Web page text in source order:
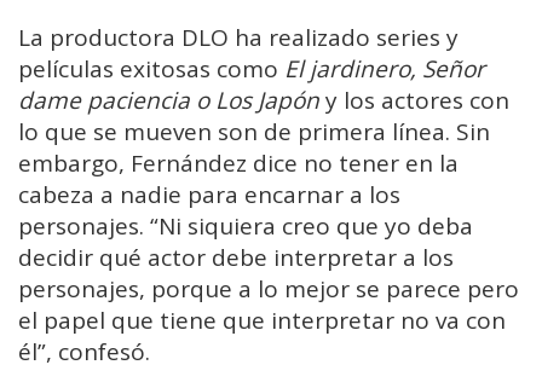
La productora DLO ha realizado series y
películas exitosas como El jardinero, Señor
dame paciencia o Los Japóny los actores con
lo que se mueven son de primera línea. Sin
embargo, Fernández dice no tener en la
cabeza a nadie para encarnar a los
personajes. “Ni siquiera creo que yo deba
decidir qué actor debe interpretar a los
personajes, porque a lo mejor se parece pero
el papel que tiene que interpretar no va con
él”, confesó.